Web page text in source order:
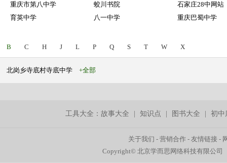
重庆市第八中学
蛟川书院
石家庄28中网站
育英中学
八一中学 重庆巴蜀中学
B C H J L P Q S T W X
北岗乡寺底村寺底中学 +全部
工具大全：故事大全 |知识点 图书大全 |初中
关于我们 -营销合作 -友情链接 -
Copyright© 北京学而思网络科技有限公司